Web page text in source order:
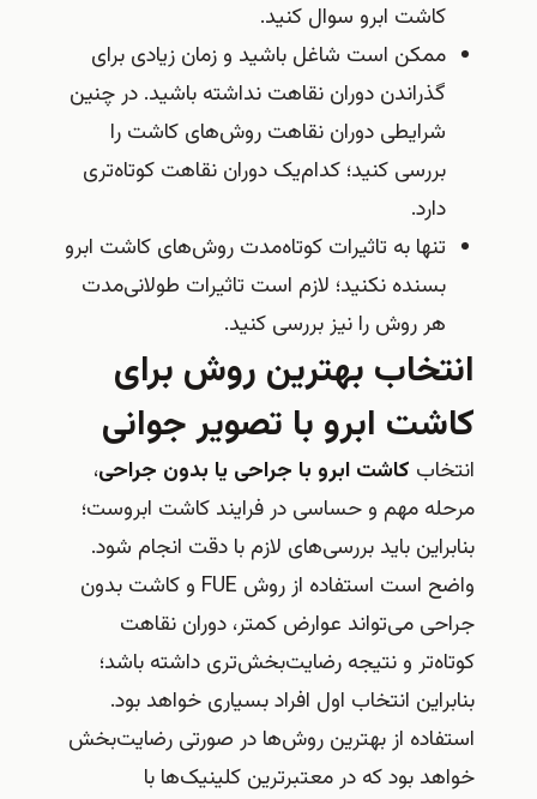
کاشت ابرو سوال کنید.
ممکن است شاغل باشید و زمان زیادی برای
گذراندن دوران نقاهت نداشته باشید. در چنین
شرایطی دوران نقاهت روش‌های کاشت را
بررسی کنید؛ کدام‌یک دوران نقاهت کوتاه‌تری
تنها به تاثیرات کوتاه‌مدت روش‌های کاشت ابرو
بسنده نکنید؛ لازم است تاثیرات طولانی‌مدت
هر روش را نیز بررسی کنید.
بهترین روش برای
ابرو با تصویر جوانی
کاشت ابرو با جراحی یا بدون جراحی،
مهم و حساسی در فرایند کاشت ابروست؛
باید بررسی‌های لازم با دقت انجام شود.
واضح است استفاده از روش FUE و کاشت بدون
می‌تواند عوارض کمتر، دوران نقاهت
و نتیجه رضایت‌بخش‌تری داشته باشد؛
انتخاب اول افراد بسیاری خواهد بود.
از بهترین روش‌ها در صورتی رضایت‌بخش
بود که در معتبرترین کلینیک‌ها با